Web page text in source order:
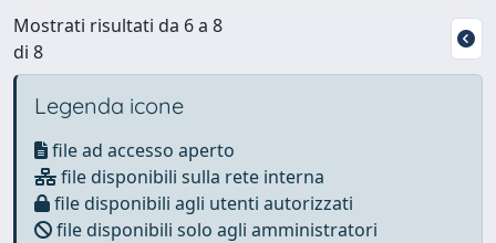
Mostrati risultati da 6 a 8
di 8
Legenda icone
file ad accesso aperto
file disponibili sulla rete interna
file disponibili agli utenti autorizzati
file disponibili solo agli amministratori